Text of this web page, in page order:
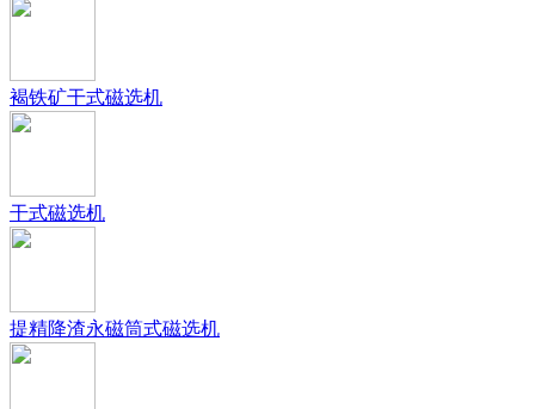
褐铁矿干式磁选机
干式磁选机
提精降渣永磁筒式磁选机